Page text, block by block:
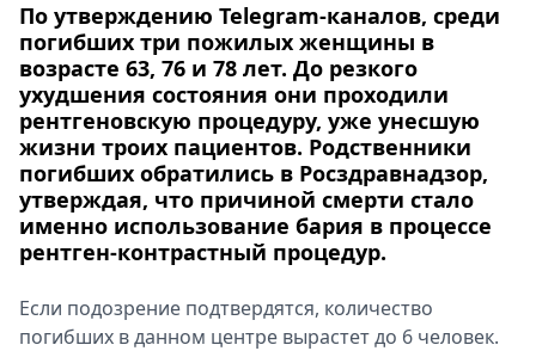
По утверждению Telegram-каналов, среди
погибших три пожилых женщины в
возрасте 63, 76 и 78 лет. До резкого
ухудшения состояния они проходили
рентгеновскую процедуру, уже унесшую
жизни троих пациентов. Родственники
погибших обратились в Росздравнадзор,
утверждая, что причиной смерти стало
именно использование бария в процессе
рентген-контрастный процедур.
Если подозрение подтвердятся, количество
погибших в данном центре вырастет до 6 человек.